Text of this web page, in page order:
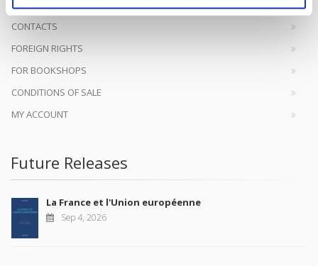
CONTACTS
FOREIGN RIGHTS
FOR BOOKSHOPS
CONDITIONS OF SALE
MY ACCOUNT
Future Releases
La France et l'Union européenne
Sep 4, 2026